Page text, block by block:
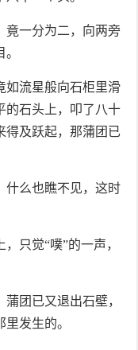
竟一分为二，向两旁
如流星般向石柜里滑
的石头上，叩了八十
得及跃起，那蒲团已
什么也瞧不见，这时
只觉“噗”的一声，
团已又退出石壁，
发生的。